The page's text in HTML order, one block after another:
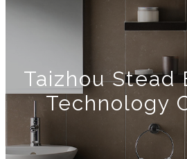
Taizhou Stead
Technology